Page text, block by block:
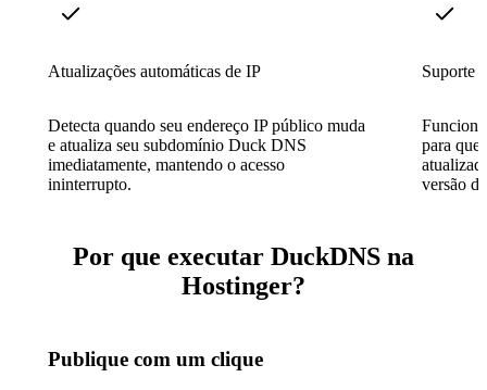
Atualizações automáticas de IP
Detecta quando seu endereço IP público muda
e atualiza seu subdomínio Duck DNS
imediatamente, mantendo o acesso
ininterrupto.
Suporte
para que
versão
Por que executar DuckDNS na
Hostinger?
Publique com um clique